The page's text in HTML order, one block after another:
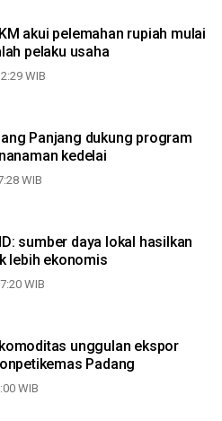
akui pelemahan rupiah mulai
pelaku usaha
WIB
Panjang dukung program
kedelai
WIB
sumber daya lokal hasilkan
lebih ekonomis
WIB
unggulan ekspor
Padang
WIB